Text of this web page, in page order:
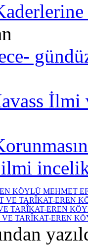
İlmi
KÖYLÜ MEHMET
VE TARÎKAT-EREN
TARÎKAT-EREN
VE TARÎKAT-EREN